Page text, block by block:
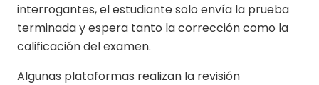
interrogantes, el estudiante solo envía la prueba
terminada y espera tanto la corrección como la
calificación del examen.
Algunas plataformas realizan la revisión